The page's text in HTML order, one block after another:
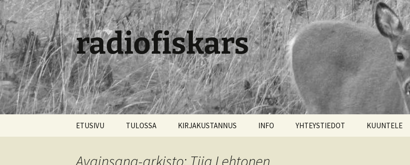
radiofiskars
ETUSIVU TULOSSA KIRJAKUSTANNUS INFO YHTEYSTIEDOT KUUNTELE
Avainsana-arkisto: Tiia Lehtonen